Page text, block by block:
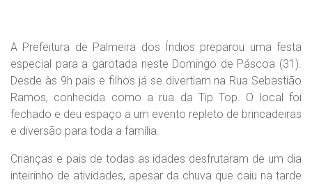
A Prefeitura de Palmeira dos Índios preparou uma festa
especial para a garotada neste Domingo de Páscoa (31).
Desde às 9h pais e filhos já se divertiam na Rua Sebastião
Ramos, conhecida como a rua da Tip Top. O local foi
fechado e deu espaço a um evento repleto de brincadeiras
e diversão para toda a família.
Crianças e pais de todas as idades desfrutaram de um dia
inteirinho de atividades, apesar da chuva que caiu na tarde